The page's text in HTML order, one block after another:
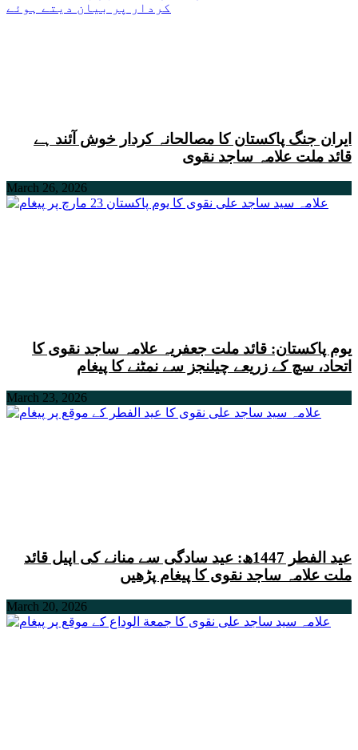
ایران جنگ پاکستان کا مصالحانہ کردار خوش آئند ہے
قائد ملت علامہ ساجد نقوی
March 26, 2026
یوم پاکستان: قائد ملت جعفریہ علامہ ساجد نقوی کا
اتحاد، سچ کے زریعے چیلنجز سے نمٹنے کا پیغام
March 23, 2026
عید الفطر 1447ھ: عید سادگی سے منانے کی اپیل قائد
ملت علامہ ساجد نقوی کا پیغام پڑھیں
March 20, 2026